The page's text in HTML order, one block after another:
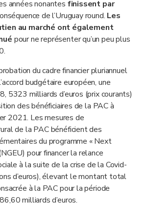
années nonantes finissent par
de l’Uruguay round. Les
au marché ont également
pour ne représenter qu’un peu plus
du cadre financier pluriannuel
budgétaire européen, une
5323 milliards d’euros (prix courants)
des bénéficiaires de la PAC à
2021. Les mesures de
de la PAC bénéficient des
du programme « Next
pour financer la relance
à la suite de la crise de la Covid-
d’euros), élevant le montant total
à la PAC pour la période
milliards d’euros.